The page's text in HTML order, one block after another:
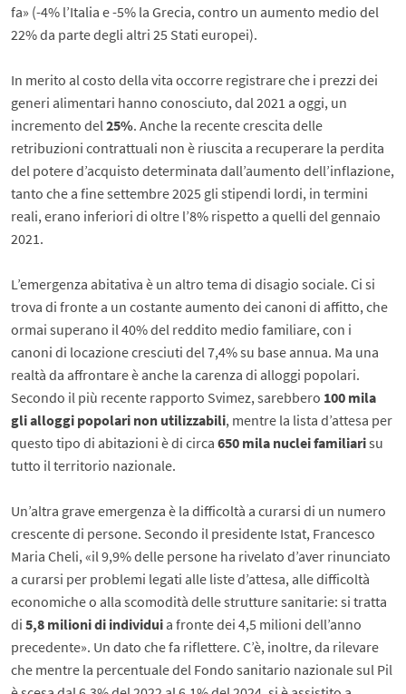
fa» (-4% l’Italia e -5% la Grecia, contro un aumento medio del
22% da parte degli altri 25 Stati europei).
In merito al costo della vita occorre registrare che i prezzi dei
generi alimentari hanno conosciuto, dal 2021 a oggi, un
incremento del25%. Anche la recente crescita delle
retribuzioni contrattuali non è riuscita a recuperare la perdita
del potere d’acquisto determinata dall’aumento dell’inflazione,
tanto che a fine settembre 2025 gli stipendi lordi, in termini
reali, erano inferiori di oltre l’8% rispetto a quelli del gennaio
2021.
L’emergenza abitativa è un altro tema di disagio sociale. Ci si
trova di fronte a un costante aumento dei canoni di affitto, che
ormai superano il 40% del reddito medio familiare, con i
canoni di locazione cresciuti del 7,4% su base annua. Ma una
realtà da affrontare è anche la carenza di alloggi popolari.
Secondo il più recente rapporto Svimez, sarebbero 100 mila
gli alloggi popolari non utilizzabili, mentre la lista d’attesa per
questo tipo di abitazioni è di circa650 mila nuclei familiarisu
tutto il territorio nazionale.
Un’altra grave emergenza è la difficoltà a curarsi di un numero
crescente di persone. Secondo il presidente Istat, Francesco
Maria Cheli, «il 9,9% delle persone ha rivelato d’aver rinunciato
a curarsi per problemi legati alle liste d’attesa, alle difficoltà
economiche o alla scomodità delle strutture sanitarie: si tratta
di5,8 milioni di individui a fronte dei 4,5 milioni dell’anno
precedente». Un dato che fa riflettere. C’è, inoltre, da rilevare
che mentre la percentuale del Fondo sanitario nazionale sul Pil